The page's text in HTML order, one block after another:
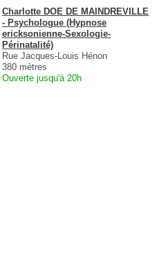
Charlotte DOE DE MAINDREVILLE
- Psychologue (Hypnose
ericksonienne-Sexologie-
Périnatalité)
Rue Jacques-Louis Hénon
380 mètres
Ouverte jusqu'à 20h